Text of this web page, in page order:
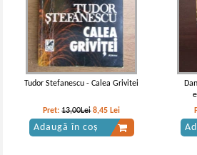
Tudor Stefanescu - Calea Grivitei
Pret:13,00Lei 8,45 Lei
Adaugă în coș